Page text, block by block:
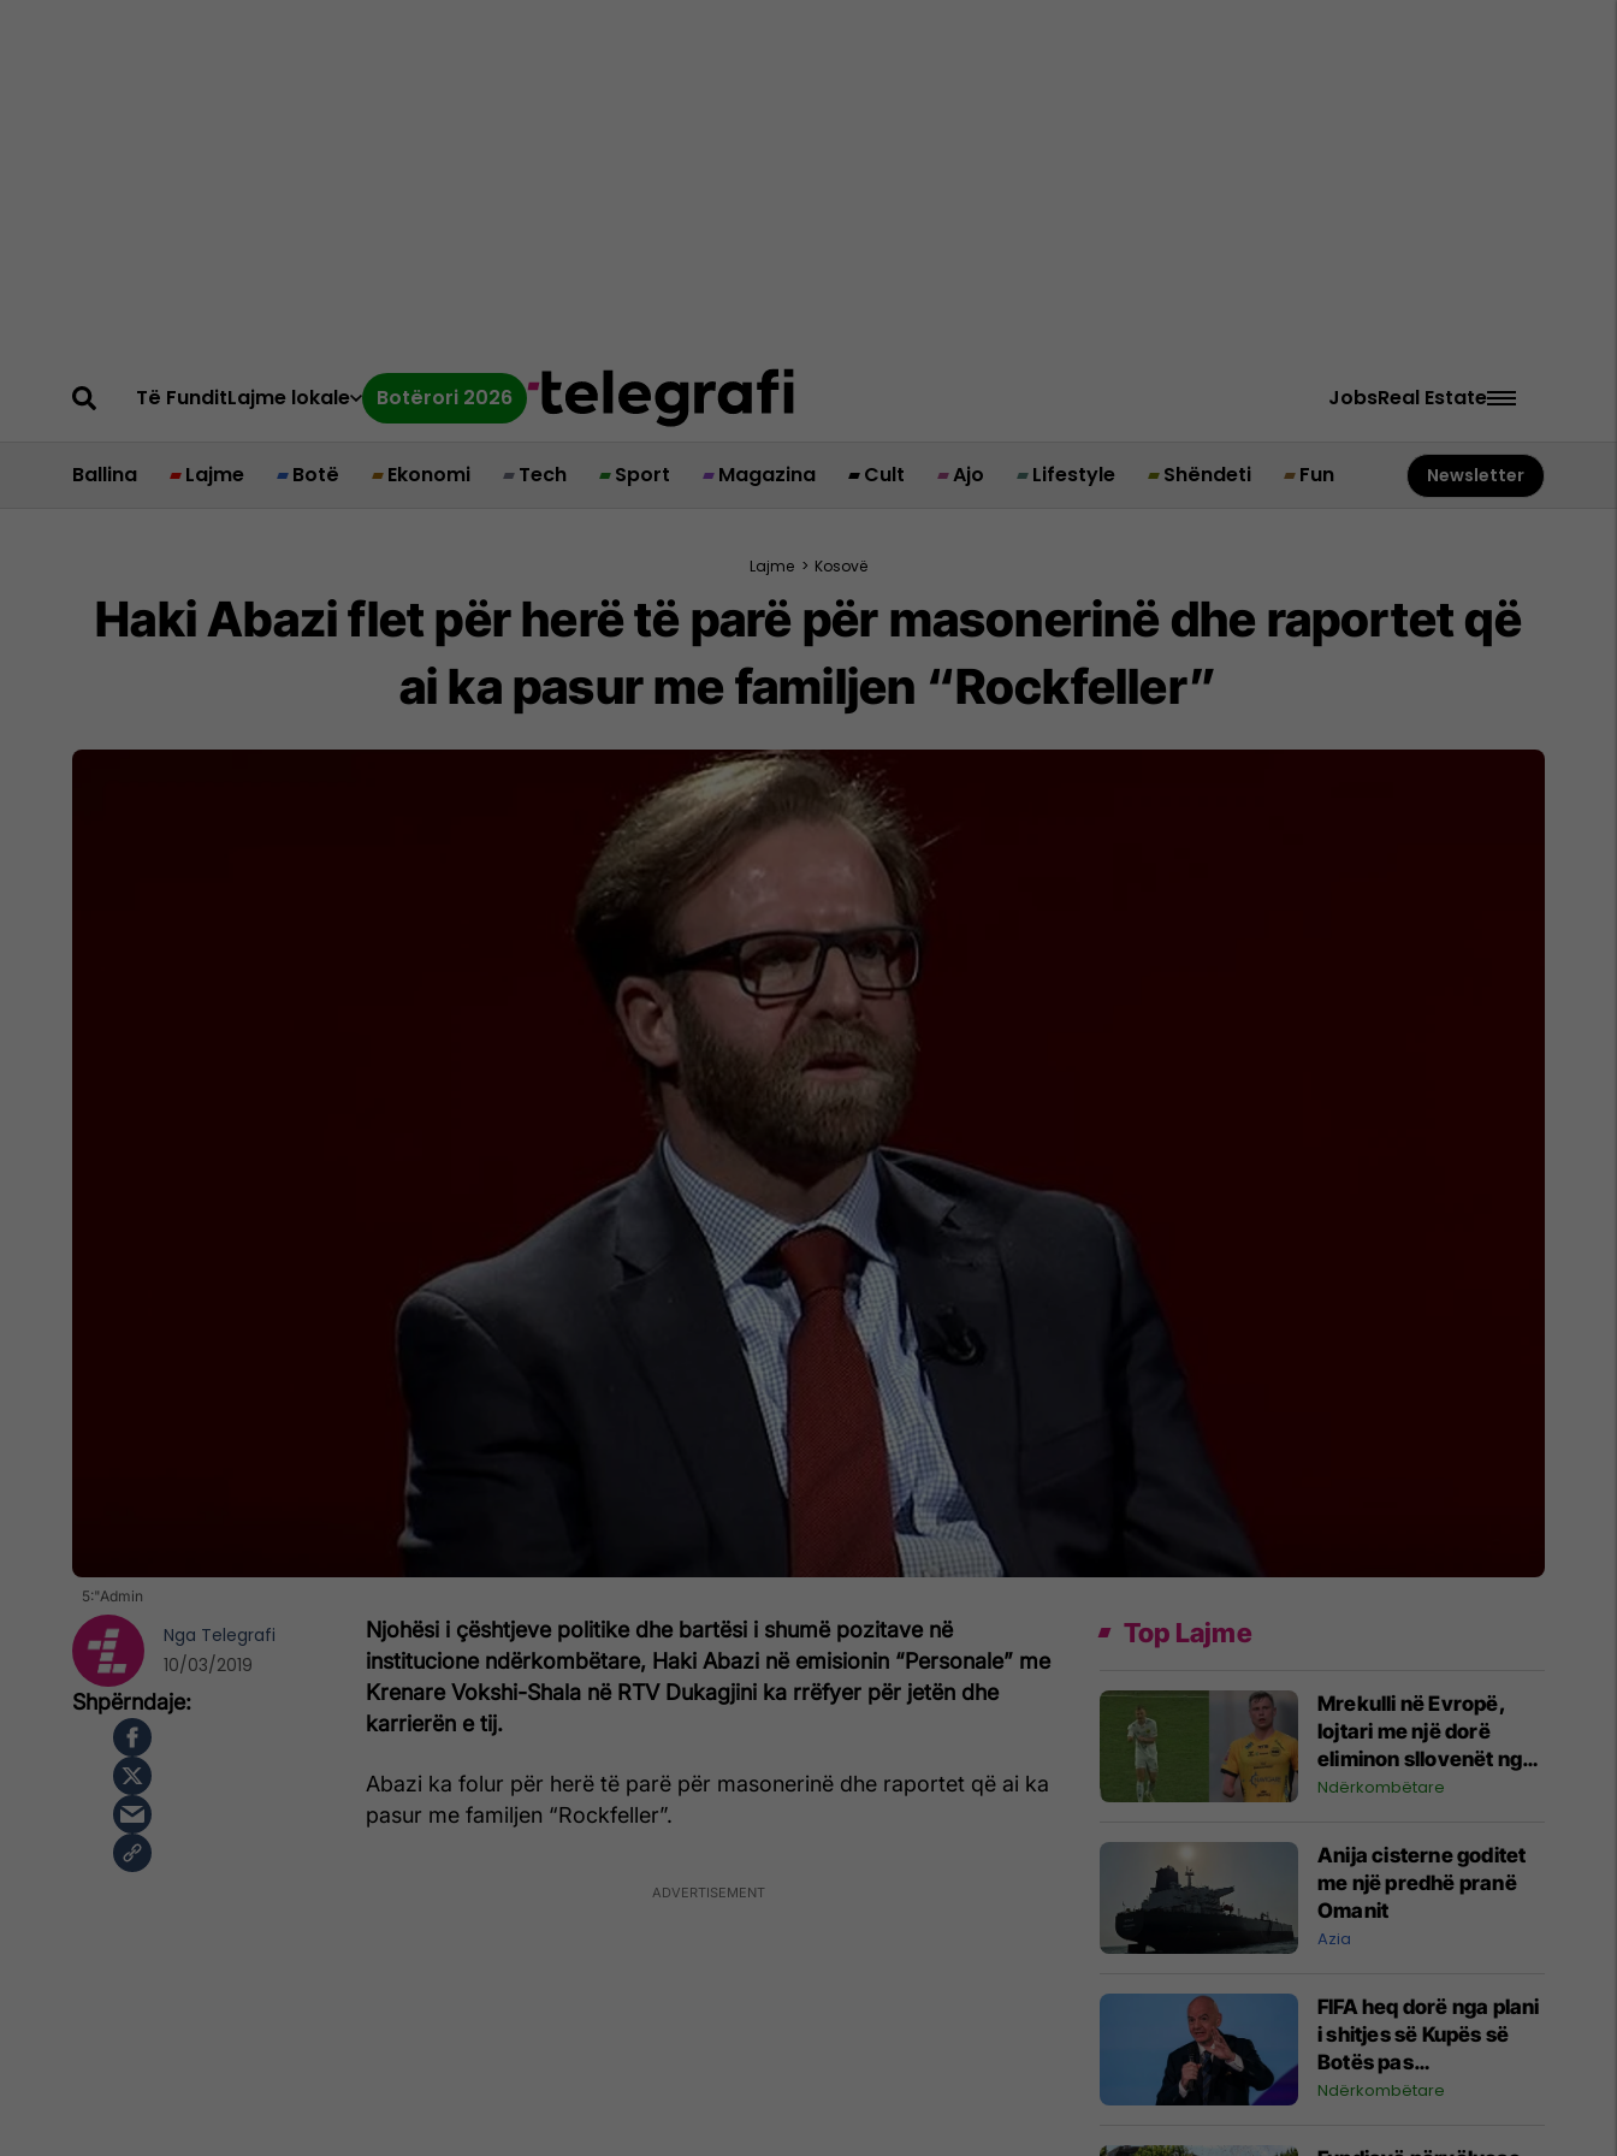
Të FunditLajme lokale Botërori 2026 JobsReal Estate
Ballina Lajme Botë Ekonomi Tech Sport Magazina Cult Ajo Lifestyle Shëndeti Fun Newsletter
Lajme > Kosovë
Haki Abazi flet për herë të parë për masonerinë dhe raportet që
ai ka pasur me familjen “Rockfeller”
5:"Admin
Njohësi i çështjeve politike dhe bartësi i shumë pozitave në
institucione ndërkombëtare, Haki Abazi në emisionin “Personale” me
Krenare Vokshi-Shala në RTV Dukagjini ka rrëfyer për jetën dhe
karrierën e tij.
Abazi ka folur për herë të parë për masonerinë dhe raportet që ai ka
pasur me familjen “Rockfeller”.
Nga Telegrafi
10/03/2019
Top Lajme
Mrekulli në Evropë,
lojtari me një dorë
eliminon sllovenët nga
Liga e Konferencës
Ndërkombëtare
Anija cisterne goditet
me një predhë pranë
Omanit
Azia
FIFA heq dorë nga plani
i shitjes së Kupës së
Botës pas
kërcënimeve të mëdha
dhe konfederatat tjera
Ndërkombëtare